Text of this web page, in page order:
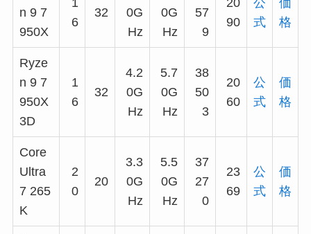
n 9 7
950X
1
6
32
0G
Hz
0G
Hz
57
9
20
90
公
式
価
格
Ryze
n 9 7
950X
3D
1
6
32
4.2
0G
Hz
5.7
0G
Hz
38
50
3
20
60
公
式
価
格
Core
Ultra
7 265
K
2
0
20
3.3
0G
Hz
5.5
0G
Hz
37
27
0
23
69
公
式
価
格